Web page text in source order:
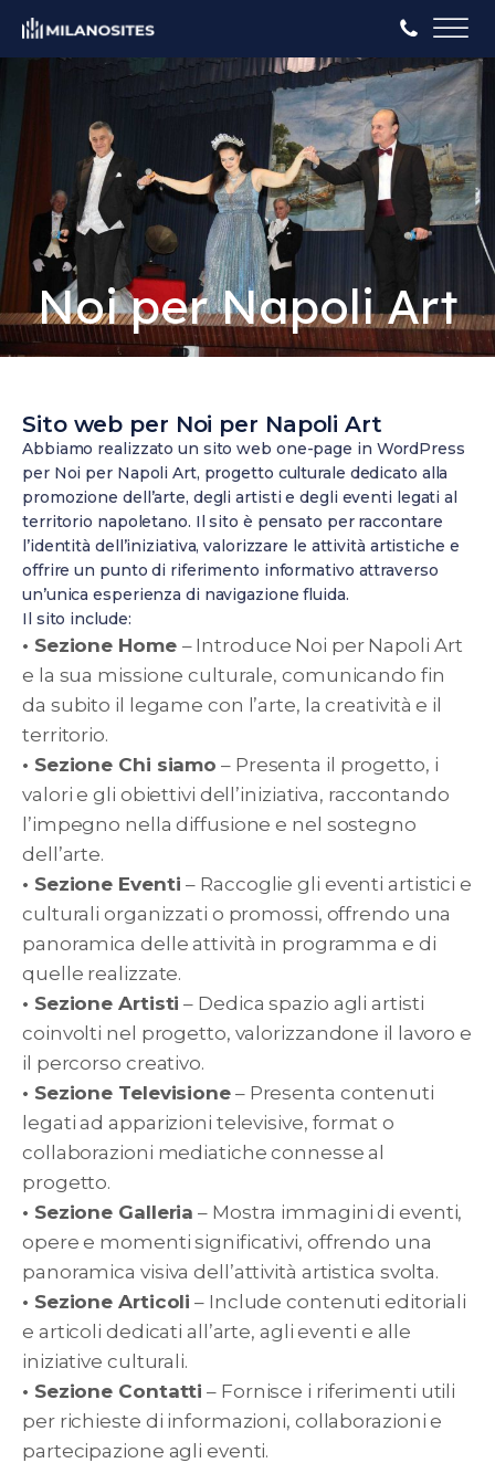
Noi per Napoli Art
Sito web per Noi per Napoli Art
Abbiamo realizzato un sito web one-page in WordPress
per Noi per Napoli Art, progetto culturale dedicato alla
promozione dell’arte, degli artisti e degli eventi legati al
territorio napoletano. Il sito è pensato per raccontare
l’identità dell’iniziativa, valorizzare le attività artistiche e
offrire un punto di riferimento informativo attraverso
un’unica esperienza di navigazione fluida.
Il sito include:
• Sezione Home – Introduce Noi per Napoli Art
e la sua missione culturale, comunicando fin
da subito il legame con l’arte, la creatività e il
territorio.
• Sezione Chi siamo – Presenta il progetto, i
valori e gli obiettivi dell’iniziativa, raccontando
l’impegno nella diffusione e nel sostegno
dell’arte.
• Sezione Eventi– Raccoglie gli eventi artistici e
culturali organizzati o promossi, offrendo una
panoramica delle attività in programma e di
quelle realizzate.
• Sezione Artisti – Dedica spazio agli artisti
coinvolti nel progetto, valorizzandone il lavoro e
il percorso creativo.
• Sezione Televisione– Presenta contenuti
legati ad apparizioni televisive, format o
collaborazioni mediatiche connesse al
progetto.
• Sezione Galleria – Mostra immagini di eventi,
opere e momenti significativi, offrendo una
panoramica visiva dell’attività artistica svolta.
• Sezione Articoli – Include contenuti editoriali
e articoli dedicati all’arte, agli eventi e alle
iniziative culturali.
• Sezione Contatti – Fornisce i riferimenti utili
per richieste di informazioni, collaborazioni e
partecipazione agli eventi.